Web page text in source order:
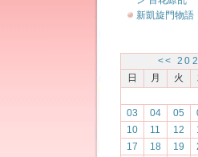
新凱旋門物語
<<
日
月 火
03
04 05
10
11 12
17
18 19